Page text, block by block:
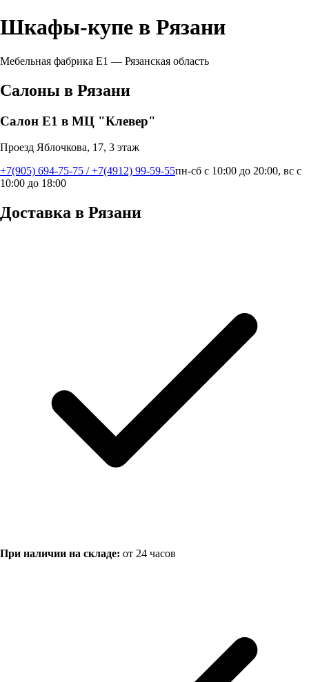
Шкафы-купе в Рязани
Мебельная фабрика Е1 — Рязанская область
Салоны в Рязани
Салон Е1 в МЦ "Клевер"
Проезд Яблочкова, 17, 3 этаж
+7(905) 694-75-75 / +7(4912) 99-59-55пн-сб с 10:00 до 20:00, вс с
10:00 до 18:00
Доставка в Рязани
При наличии на складе: от 24 часов